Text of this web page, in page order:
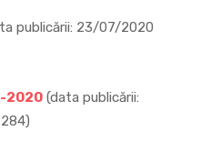
publicării: 23/07/2020
2020 (data publicării: